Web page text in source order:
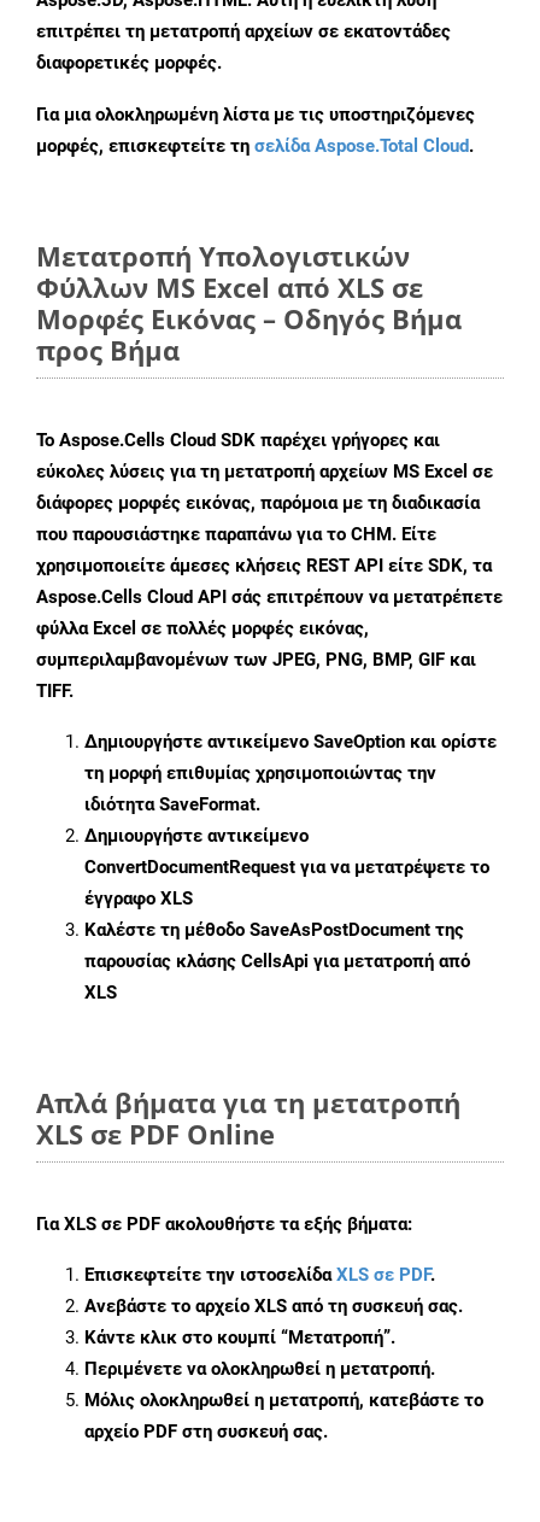
επιτρέπει τη μετατροπή αρχείων σε εκατοντάδες
διαφορετικές μορφές.
Για μια ολοκληρωμένη λίστα με τις υποστηριζόμενες
μορφές, επισκεφτείτε τη σελίδα Aspose.Total Cloud.
Μετατροπή Υπολογιστικών
Φύλλων MS Excel από XLS σε
Μορφές Εικόνας – Οδηγός Βήμα
προς Βήμα
Το Aspose.Cells Cloud SDK παρέχει γρήγορες και
εύκολες λύσεις για τη μετατροπή αρχείων MS Excel σε
διάφορες μορφές εικόνας, παρόμοια με τη διαδικασία
που παρουσιάστηκε παραπάνω για το CHM. Είτε
χρησιμοποιείτε άμεσες κλήσεις REST API είτε SDK, τα
Aspose.Cells Cloud API σάς επιτρέπουν να μετατρέπετε
φύλλα Excel σε πολλές μορφές εικόνας,
συμπεριλαμβανομένων των JPEG, PNG, BMP, GIF και
TIFF.
Δημιουργήστε αντικείμενο SaveOption και ορίστε
τη μορφή επιθυμίας χρησιμοποιώντας την
ιδιότηταSaveFormat.
Δημιουργήστε αντικείμενο
ConvertDocumentRequest για να μετατρέψετε το
έγγραφο XLS
Καλέστε τη μέθοδο SaveAsPostDocument της
παρουσίας κλάσης CellsApi για μετατροπή από
XLS
Απλά βήματα για τη μετατροπή
XLS σε PDF Online
ΓιαXLS σε PDF ακολουθήστε τα εξής βήματα:
Επισκεφτείτε την ιστοσελίδαXLS σε PDF.
Ανεβάστε το αρχείο XLS από τη συσκευή σας.
Κάντε κλικ στο κουμπί “Μετατροπή”.
Περιμένετε να ολοκληρωθεί η μετατροπή.
Μόλις ολοκληρωθεί η μετατροπή, κατεβάστε το
αρχείο PDF στη συσκευή σας.